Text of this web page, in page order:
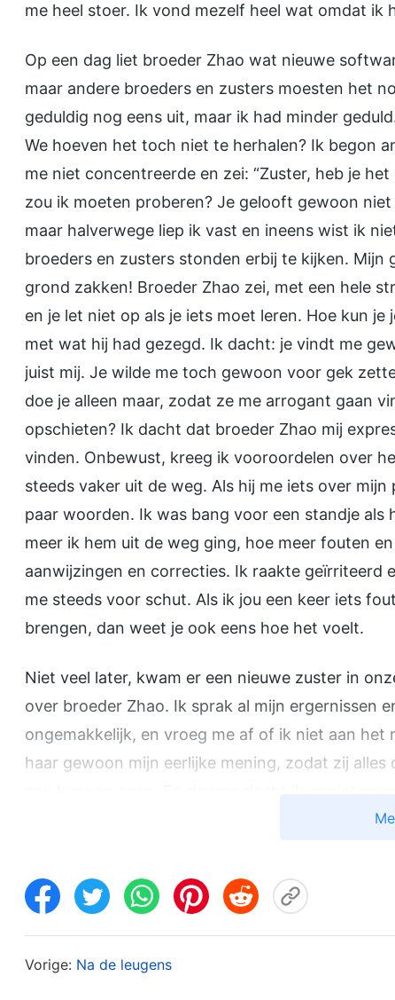
me heel stoer. Ik vond mezelf heel wat omdat ik
Op een dag liet broeder Zhao wat nieuwe
maar andere broeders en zusters moesten het
geduldig nog eens uit, maar ik had minder
We hoeven het toch niet te herhalen? Ik begon
me niet concentreerde en zei: “Zuster, heb je
zou ik moeten proberen? Je gelooft gewoon
maar halverwege liep ik vast en ineens wist ik
broeders en zusters stonden erbij te kijken.
grond zakken! Broeder Zhao zei, met een hele
en je let niet op als je iets moet leren. Hoe kun
met wat hij had gezegd. Ik dacht: je vindt me
juist mij. Je wilde me toch gewoon voor gek
doe je alleen maar, zodat ze me arrogant gaan
opschieten? Ik dacht dat broeder Zhao mij
vinden. Onbewust, kreeg ik vooroordelen over
steeds vaker uit de weg. Als hij me iets over
paar woorden. Ik was bang voor een standje
meer ik hem uit de weg ging, hoe meer fouten
aanwijzingen en correcties. Ik raakte geïrriteerd
me steeds voor schut. Als ik jou een keer iets
brengen, dan weet je ook eens hoe het voelt.
Niet veel later, kwam er een nieuwe zuster in
over broeder Zhao. Ik sprak al mijn ergernissen
ongemakkelijk, en vroeg me af of ik niet aan
haar gewoon mijn eerlijke mening, zodat zij
Zhao vast aanpakken als wij iets zeggen, en
Vorige: Na de leugens